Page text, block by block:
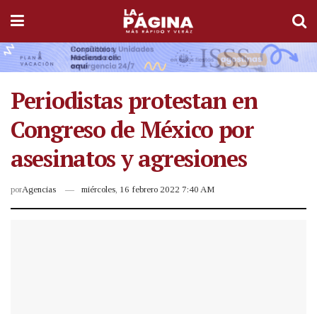
Periodistas protestan en
Congreso de México por
asesinatos y agresiones
porAgencias miércoles, 16 febrero 2022 7:40 AM